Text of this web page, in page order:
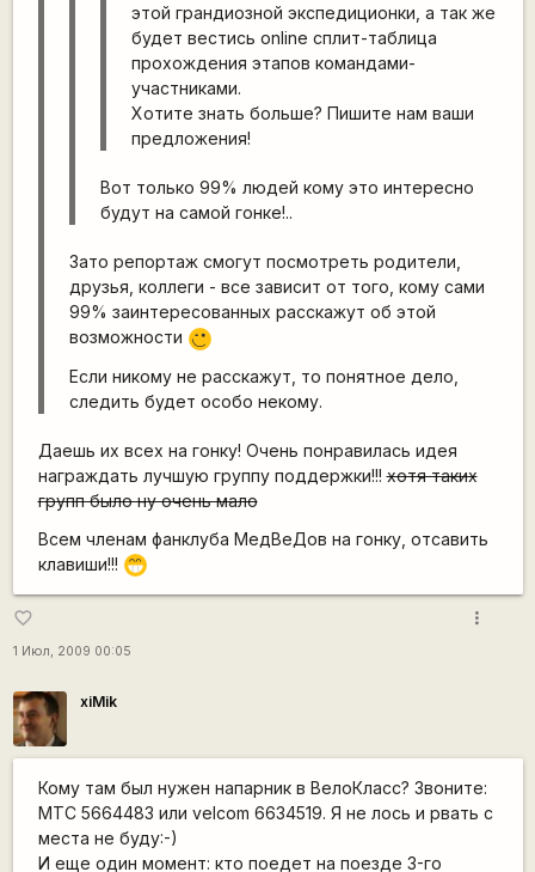
этой грандиозной экспедиционки, а так же
будет вестись online сплит-таблица
прохождения этапов командами-
участниками.
Хотите знать больше? Пишите нам ваши
предложения!
Вот только 99% людей кому это интересно
будут на самой гонке!..
Зато репортаж смогут посмотреть родители,
друзья, коллеги - все зависит от того, кому сами
99% заинтересованных расскажут об этой
возможности
;)
Если никому не расскажут, то понятное дело,
следить будет особо некому.
Даешь их всех на гонку! Очень понравилась идея
награждать лучшую группу поддержки!!!хотя таких
групп было ну очень мало
Всем членам фанклуба МедВеДов на гонку, отсавить
клавиши!!! ;D
favorite_border
1 Июл, 2009 00:05
more_vert
xiMik
Кому там был нужен напарник в ВелоКласс? Звоните:
МТС 5664483 или velcom 6634519. Я не лось и рвать с
места не буду:-)
И еще один момент: кто поедет на поезде 3-го